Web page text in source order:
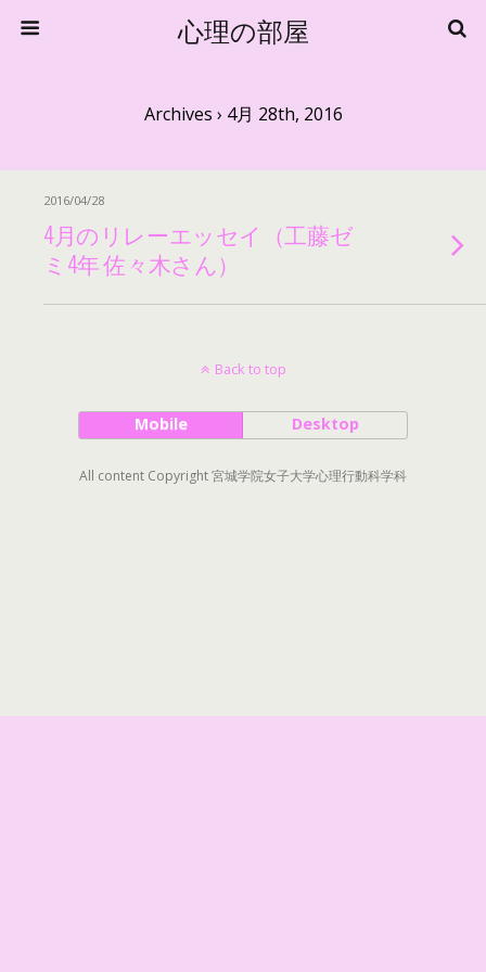
心理の部屋
Archives › 4月 28th, 2016
2016/04/28
4月のリレーエッセイ（工藤ゼ
ミ4年 佐々木さん）
Back to top
Mobile Desktop
All content Copyright 宮城学院女子大学心理行動科学科